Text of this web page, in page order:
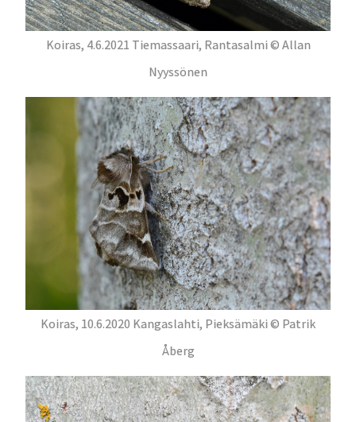
Koiras, 4.6.2021 Tiemassaari, Rantasalmi © Allan
Nyyssönen
Koiras, 10.6.2020 Kangaslahti, Pieksämäki © Patrik
Åberg